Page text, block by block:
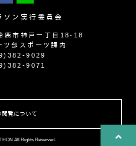
ソン実行委員会
市神戸一丁目18-18
ツ部スポーツ課内
9029
9071
閲覧について
All Rights Reserved.